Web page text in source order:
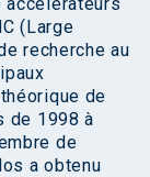
(Large
recherche au
de
de 1998 à
de
a obtenu